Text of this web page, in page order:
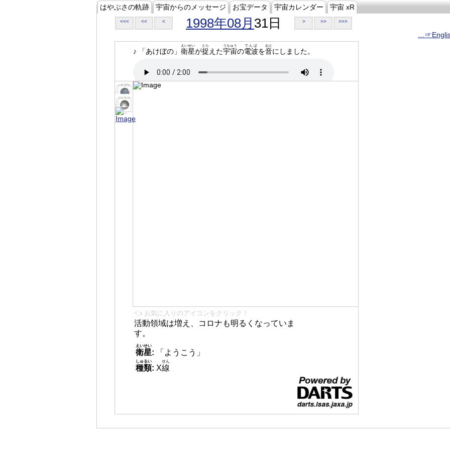
はやぶさの軌跡 宇宙からのメッセージ お宝データ 宇宙カレンダー 宇宙 xR
<<< << < 1998年08月 31日 > >> >>>
♪ 「あけぼの」 衛星
えいせい
が捉
とら
えた宇宙
うちゅう
の電波
でんぱ
を音
おと
にしました。
👈 お気に入りのアイコンをクリック！
活動領域は増え、コロナも明るくなっていま
す。
衛星
えいせい
:
「ようこう」
種類
しゅるい
: X線
せん